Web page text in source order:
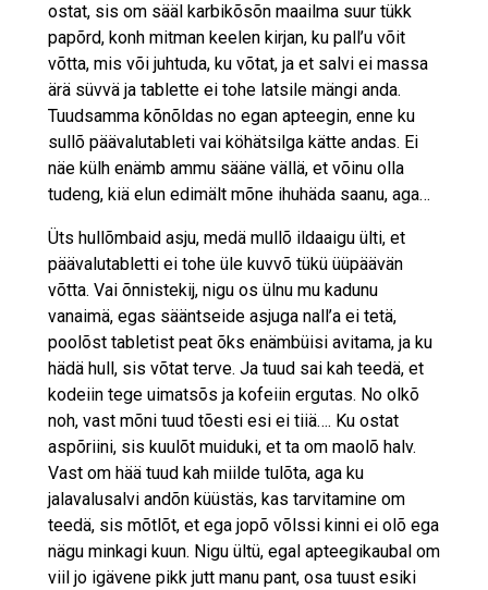
ostat, sis om sääl karbikõsõn maailma suur tükk
papõrd, konh mitman keelen kirjan, ku pall’u võit
võtta, mis või juhtuda, ku võtat, ja et salvi ei massa
ärä süvvä ja tablette ei tohe latsile mängi anda.
Tuudsamma kõnõldas no egan apteegin, enne ku
sullõ päävalutableti vai köhätsilga kätte andas. Ei
näe külh enämb ammu sääne vällä, et võinu olla
tudeng, kiä elun edimält mõne ihuhäda saanu, aga…
Üts hullõmbaid asju, medä mullõ ildaaigu ülti, et
päävalutabletti ei tohe üle kuvvõ tükü üüpäävän
võtta. Vai õnnistekij, nigu os ülnu mu kadunu
vanaimä, egas sääntseide asjuga nall’a ei tetä,
poolõst tabletist peat õks enämbüisi avitama, ja ku
hädä hull, sis võtat terve. Ja tuud sai kah teedä, et
kodeiin tege uimatsõs ja kofeiin ergutas. No olkõ
noh, vast mõni tuud tõesti esi ei tiiä…. Ku ostat
aspõriini, sis kuulõt muiduki, et ta om maolõ halv.
Vast om hää tuud kah miilde tulõta, aga ku
jalavalusalvi andõn küüstäs, kas tarvitamine om
teedä, sis mõtlõt, et ega jopõ võlssi kinni ei olõ ega
nägu minkagi kuun. Nigu ültü, egal apteegikaubal om
viil jo igävene pikk jutt manu pant, osa tuust esiki